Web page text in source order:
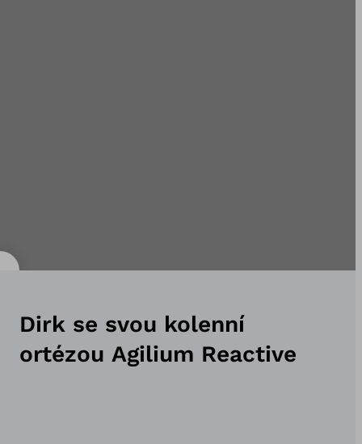
Dirk se svou kolenní
ortézou Agilium Reactive